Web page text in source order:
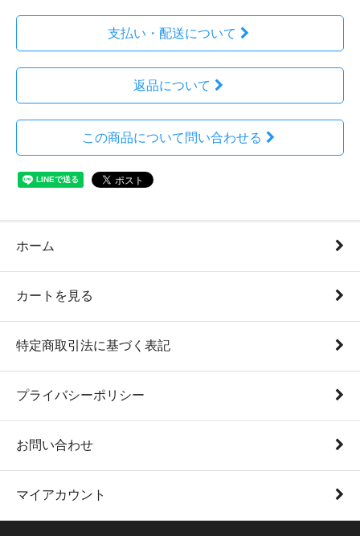
支払い・配送について
返品について
この商品について問い合わせる
ホーム
カートを見る
特定商取引法に基づく表記
プライバシーポリシー
お問い合わせ
マイアカウント